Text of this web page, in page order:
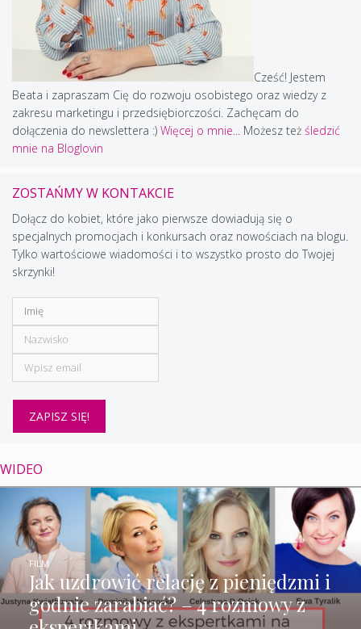
Cześć! Jestem
Beata i zapraszam Cię do rozwoju osobistego oraz wiedzy z
zakresu marketingu i przedsiębiorczości. Zachęcam do
dołączenia do newslettera :) Więcej o mnie... Możesz też śledzić
mnie na Bloglovin
ZOSTAŃMY W KONTAKCIE
Dołącz do kobiet, które jako pierwsze dowiadują się o
specjalnych promocjach i konkursach oraz nowościach na blogu.
Tylko wartościowe wiadomości i to wszystko prosto do Twojej
skrzynki!
WIDEO
Jak uzdrowić relację z pieniędzmi i
godnie zarabiać? – 4 rozmowy z
FILM